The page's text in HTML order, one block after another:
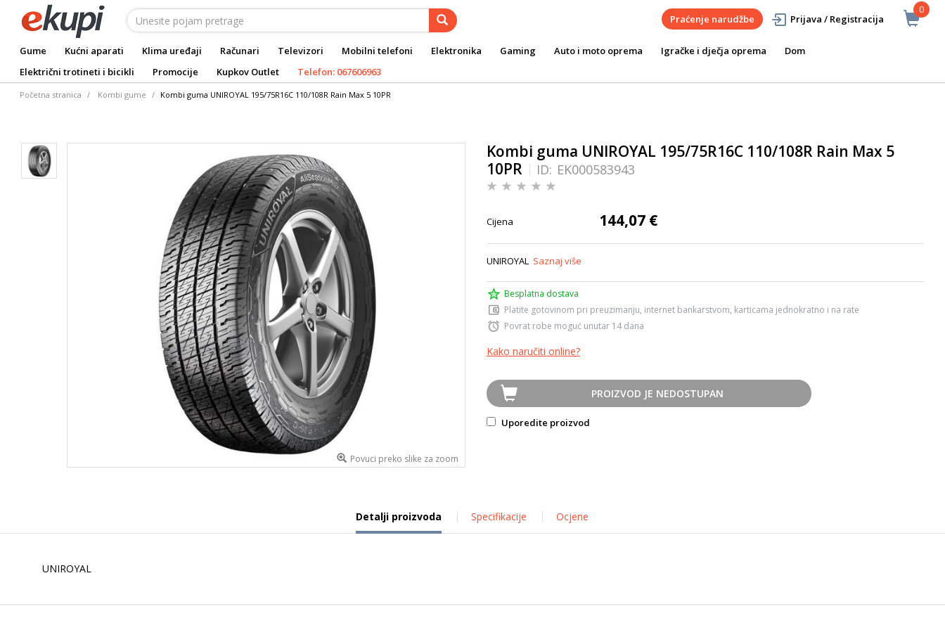
0
Praćenje narudžbe Prijava / Registracija
Gume Kućni aparati Klima uređaji Računari Televizori Mobilni telefoni Elektronika Gaming Auto i moto oprema Igračke i dječja oprema
Dom
Električni trotineti i bicikli
Promocije Kupkov Outlet Telefon: 067606963
Početna stranica Kombi gume Kombi guma UNIROYAL 195/75R16C 110/108R Rain Max 5 10PR
Povuci preko slike za zoom
Kombi guma UNIROYAL 195/75R16C 110/108R Rain Max 5
10PR
ID: EK000583943
Cijena 144,07 €
UNIROYAL Saznaj više
Besplatna dostava
Platite gotovinom pri preuzimanju, internet bankarstvom, karticama jednokratno i na rate
Povrat robe moguć unutar 14 dana
Kako naručiti online?
PROIZVOD JE NEDOSTUPAN
Uporedite proizvod
Detalji proizvoda Specifikacije Ocjene
UNIROYAL